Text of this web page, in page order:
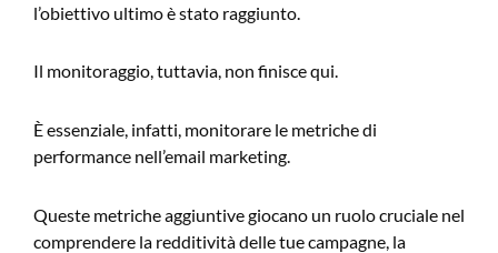
l’obiettivo ultimo è stato raggiunto.
Il monitoraggio, tuttavia, non finisce qui.
È essenziale, infatti, monitorare le metriche di
performance nell’email marketing.
Queste metriche aggiuntive giocano un ruolo cruciale nel
comprendere la redditività delle tue campagne, la